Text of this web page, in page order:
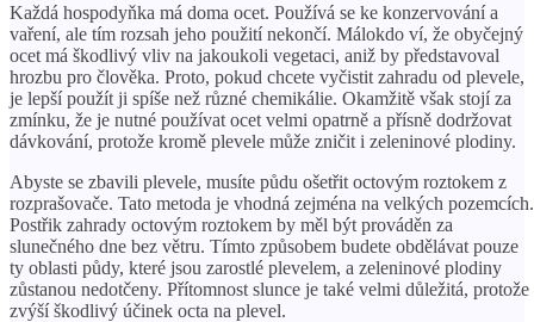
Každá hospodyňka má doma ocet. Používá se ke konzervování a
vaření, ale tím rozsah jeho použití nekončí. Málokdo ví, že obyčejný
ocet má škodlivý vliv na jakoukoli vegetaci, aniž by představoval
hrozbu pro člověka. Proto, pokud chcete vyčistit zahradu od plevele,
je lepší použít ji spíše než různé chemikálie. Okamžitě však stojí za
zmínku, že je nutné používat ocet velmi opatrně a přísně dodržovat
dávkování, protože kromě plevele může zničit i zeleninové plodiny.
Abyste se zbavili plevele, musíte půdu ošetřit octovým roztokem z
rozprašovače. Tato metoda je vhodná zejména na velkých pozemcích.
Postřik zahrady octovým roztokem by měl být prováděn za
slunečného dne bez větru. Tímto způsobem budete obdělávat pouze
ty oblasti půdy, které jsou zarostlé plevelem, a zeleninové plodiny
zůstanou nedotčeny. Přítomnost slunce je také velmi důležitá, protože
zvýší škodlivý účinek octa na plevel.